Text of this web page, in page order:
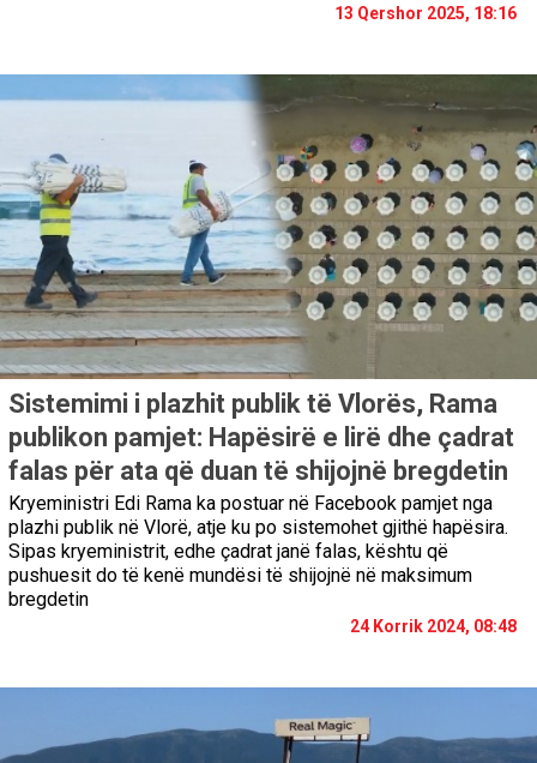
13 Qershor 2025, 18:16
Sistemimi i plazhit publik të Vlorës, Rama
publikon pamjet: Hapësirë e lirë dhe çadrat
falas për ata që duan të shijojnë bregdetin
Kryeministri Edi Rama ka postuar në Facebook pamjet nga
plazhi publik në Vlorë, atje ku po sistemohet gjithë hapësira.
Sipas kryeministrit, edhe çadrat janë falas, kështu që
pushuesit do të kenë mundësi të shijojnë në maksimum
bregdetin
24 Korrik 2024, 08:48